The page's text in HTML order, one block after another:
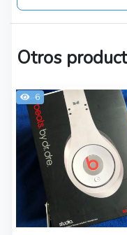
Otros
6